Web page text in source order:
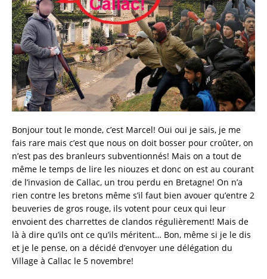
Bonjour tout le monde, c’est Marcel! Oui oui je sais, je me
fais rare mais c’est que nous on doit bosser pour croûter, on
n’est pas des branleurs subventionnés! Mais on a tout de
même le temps de lire les niouzes et donc on est au courant
de l’invasion de Callac, un trou perdu en Bretagne! On n’a
rien contre les bretons même s’il faut bien avouer qu’entre 2
beuveries de gros rouge, ils votent pour ceux qui leur
envoient des charrettes de clandos régulièrement! Mais de
là à dire qu’ils ont ce qu’ils méritent… Bon, même si je le dis
et je le pense, on a décidé d’envoyer une délégation du
Village à Callac le 5 novembre!